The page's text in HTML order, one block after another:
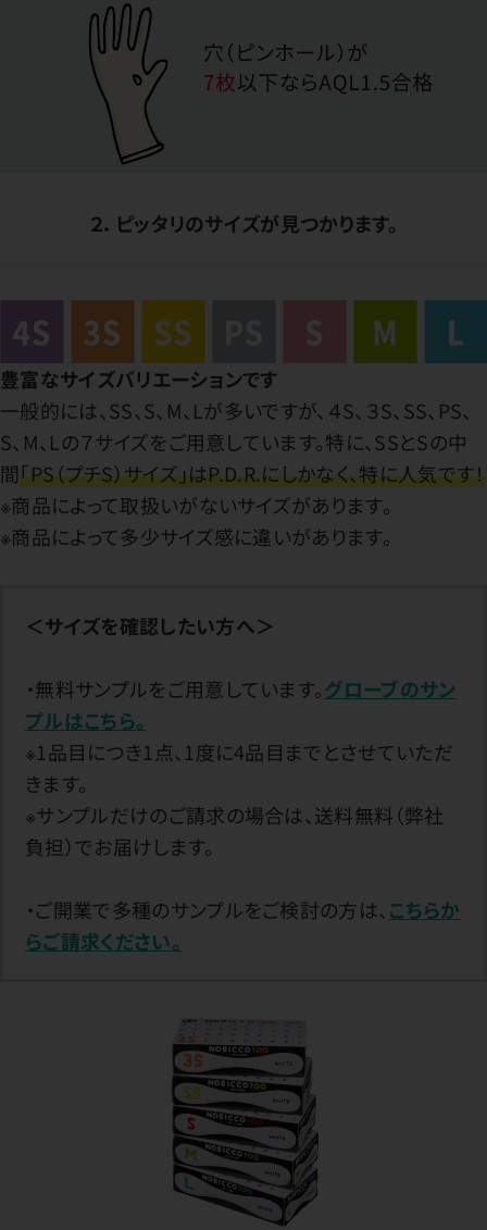
２．ピッタリのサイズが見つかります。
豊富なサイズバリエーションです
一般的には、SS、S、M、Lが多いですが、４S、３S、SS、PS、
S、M、Lの７サイズをご用意しています。特に、SSとSの中
間「PS（プチS）サイズ」はP.D.R.にしかなく、特に人気です！
※商品によって取扱いがないサイズがあります。
※商品によって多少サイズ感に違いがあります。
＜サイズを確認したい方へ＞
・無料サンプルをご用意しています。グローブのサン
プルはこちら。
※1品目につき1点、1度に4品目までとさせていただ
きます。
※サンプルだけのご請求の場合は、送料無料（弊社
負担）でお届けします。
・ご開業で多種のサンプルをご検討の方は、 こちらか
らご請求ください。